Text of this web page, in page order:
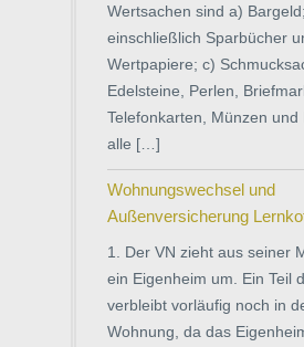
Wertsachen sind a)
einschließlich Sparbücher
Wertpapiere; c)
Edelsteine, Perlen,
Telefonkarten, Münzen und
alle […]
Wohnungswechsel und
Außenversicherung
1. Der VN zieht aus seiner
ein Eigenheim um. Ein Teil
verbleibt vorläufig noch in
Wohnung, da das